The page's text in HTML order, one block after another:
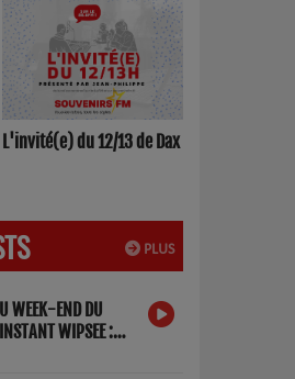
L'invité(e) du 12/13 de Dax
PLUS
WEEK-END DU
WIPSEE :